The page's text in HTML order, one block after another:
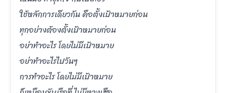
ใช้หลักการเดียวกัน คือตั้งเป้าหมายก่อน
ทุกอย่างต้องตั้งเป้าหมายก่อน
อย่าทำอะไร โดยไม่มีเป้าหมาย
อย่าทำอะไรไปวันๆ
การทำอะไร โดยไม่มีเป้าหมาย